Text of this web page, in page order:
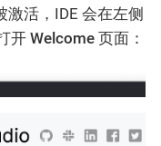
活，IDE 会在左侧
开Welcome 页面：